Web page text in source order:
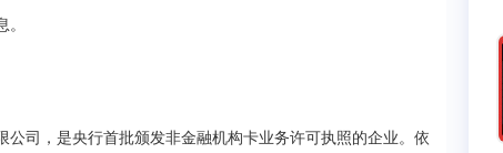
司，是央行首批颁发非金融机构卡业务许可执照的企业。依